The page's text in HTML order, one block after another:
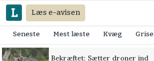
Læs e-avisen
Seneste Mest læste Kvæg Grise
Bekræftet: Sætter droner ind